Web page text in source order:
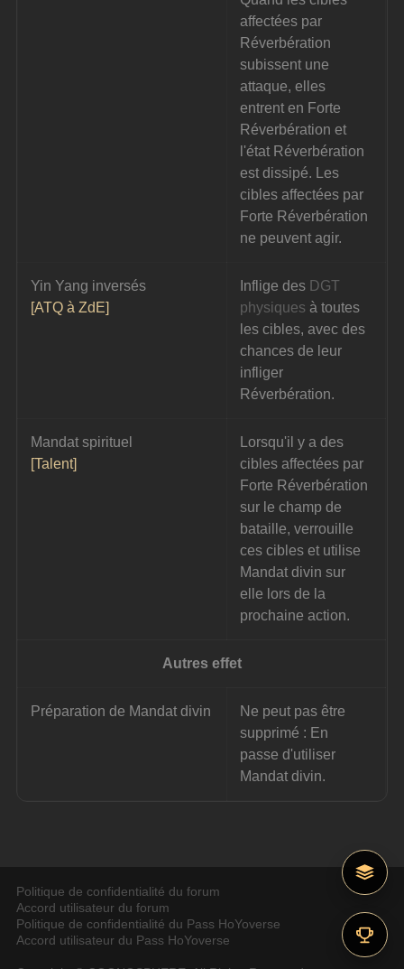
affectées par
Réverbération
subissent une
attaque, elles
entrent en Forte
Réverbération et
l'état Réverbération
est dissipé. Les
cibles affectées par
Forte Réverbération
ne peuvent agir.
Yin Yang inversés
[ATQ à ZdE]
Inflige des DGT
physiques à toutes
les cibles, avec des
chances de leur
infliger
Réverbération.
Mandat spirituel
[Talent]
Lorsqu'il y a des
cibles affectées par
Forte Réverbération
sur le champ de
bataille, verrouille
ces cibles et utilise
Mandat divin sur
elle lors de la
prochaine action.
Autres effet
Préparation de Mandat divin
Ne peut pas être
supprimé : En
passe d'utiliser
Mandat divin.
Politique de confidentialité du forum
Accord utilisateur du forum
Politique de confidentialité du Pass HoYoverse
Accord utilisateur du Pass HoYoverse